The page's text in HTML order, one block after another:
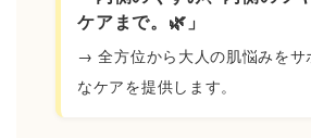
ケアまで。🌿」
→ 全方位から大人の肌悩みをサ
なケアを提供します。